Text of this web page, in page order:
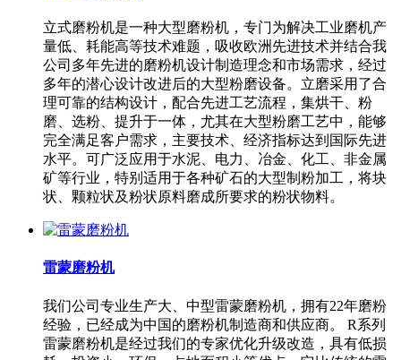
立式磨粉机是一种大型磨粉机，专门为解决工业磨机产
量低、耗能高等技术难题，吸收欧洲先进技术并结合我
公司多年先进的磨粉机设计制造理念和市场需求，经过
多年的潜心设计改进后的大型粉磨设备。立磨采用了合
理可靠的结构设计，配合先进工艺流程，集烘干、粉
磨、选粉、提升于一体，尤其在大型粉磨工艺中，能够
完全满足客户需求，主要技术、经济指标达到国际先进
水平。可广泛应用于水泥、电力、冶金、化工、非金属
矿等行业，特别适用于各种矿石的大型制粉加工，将块
状、颗粒状及粉状原料磨成所要求的粉状物料。
雷蒙磨粉机
我们公司专业生产大、中型雷蒙磨粉机，拥有22年磨粉
经验，已经成为中国的磨粉机制造商和供应商。 R系列
雷蒙磨粉机是经过我们的专家优化升级改造，具有低损